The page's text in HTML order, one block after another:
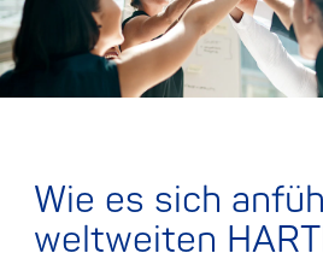
Wie es sich
weltweiten